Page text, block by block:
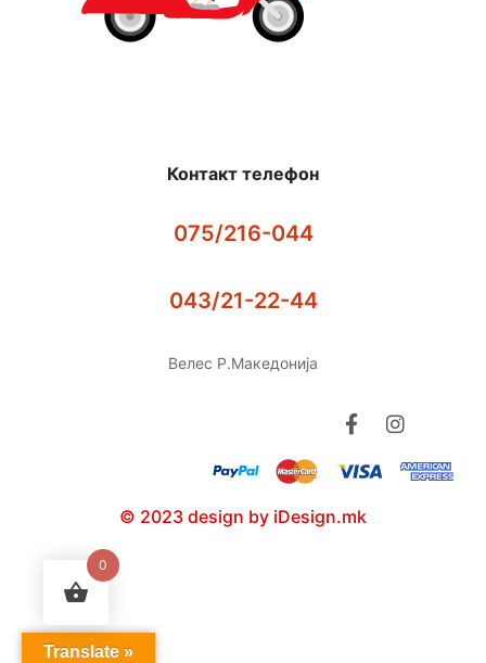
Контакт телефон
075/216-044
043/21-22-44
Велес Р.Македонија
© 2023 design by iDesign.mk
Translate »
0